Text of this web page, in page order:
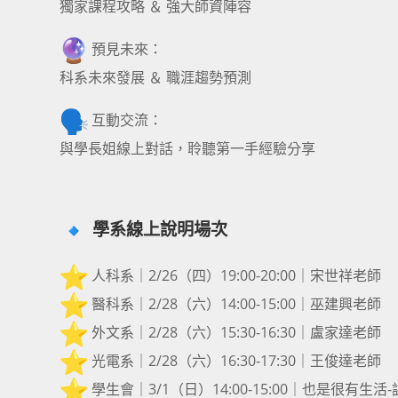
獨家課程攻略 ＆ 強大師資陣容
預見未來：
科系未來發展 ＆ 職涯趨勢預測
互動交流：
與學長姐線上對話，聆聽第一手經驗分享
學系線上說明場次
️ 人科系｜2/26（四）19:00-20:00｜宋世祥老師
️ 醫科系｜2/28（六）14:00-15:00｜巫建興老師
️ 外文系｜2/28（六）15:30-16:30｜盧家達老師
️ 光電系｜2/28（六）16:30-17:30｜王俊達老師
學生會｜3/1（日）14:00-15:00｜也是很有生活